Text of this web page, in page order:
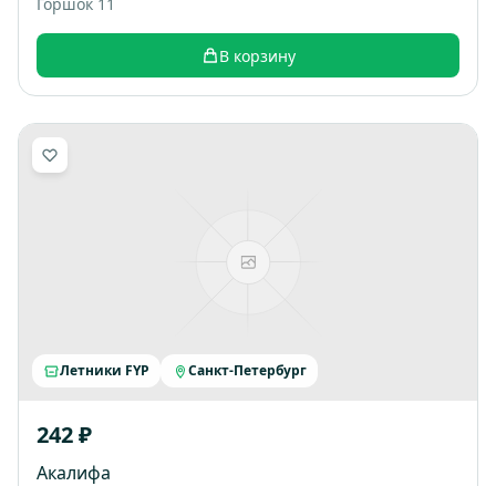
В корзину
Летники FYP Санкт-Петербург
242 ₽
Акалифа